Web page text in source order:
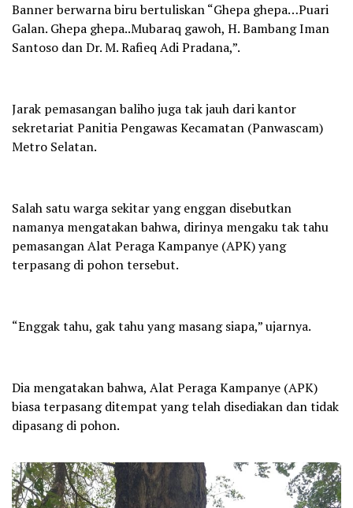
Banner berwarna biru bertuliskan “Ghepa ghepa…Puari
Galan. Ghepa ghepa..Mubaraq gawoh, H. Bambang Iman
Santoso dan Dr. M. Rafieq Adi Pradana,”.
Jarak pemasangan baliho juga tak jauh dari kantor
sekretariat Panitia Pengawas Kecamatan (Panwascam)
Metro Selatan.
Salah satu warga sekitar yang enggan disebutkan
namanya mengatakan bahwa, dirinya mengaku tak tahu
pemasangan Alat Peraga Kampanye (APK) yang
terpasang di pohon tersebut.
“Enggak tahu, gak tahu yang masang siapa,” ujarnya.
Dia mengatakan bahwa, Alat Peraga Kampanye (APK)
biasa terpasang ditempat yang telah disediakan dan tidak
dipasang di pohon.